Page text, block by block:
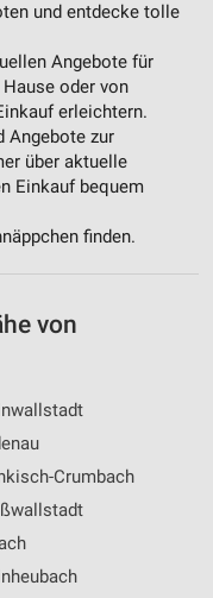
und entdecke tolle
Angebote für
oder von
erleichtern.
Angebote zur
über aktuelle
Einkauf bequem
finden.
von
Crumbach